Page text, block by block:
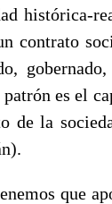
histórica-
contrato
es el
de la
que